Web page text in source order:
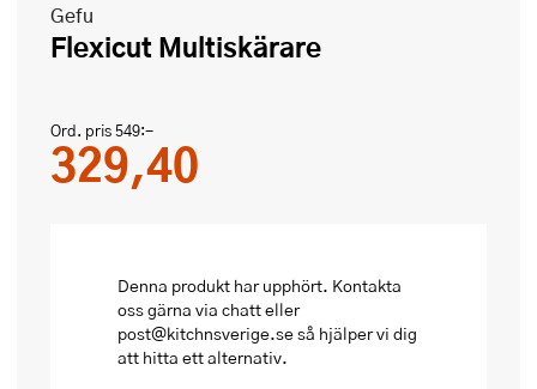
Gefu
Flexicut Multiskärare
Ord. pris549:-
329,40
Denna produkt har upphört. Kontakta
oss gärna via chatt eller
post@kitchnsverige.se så hjälper vi dig
att hitta ett alternativ.